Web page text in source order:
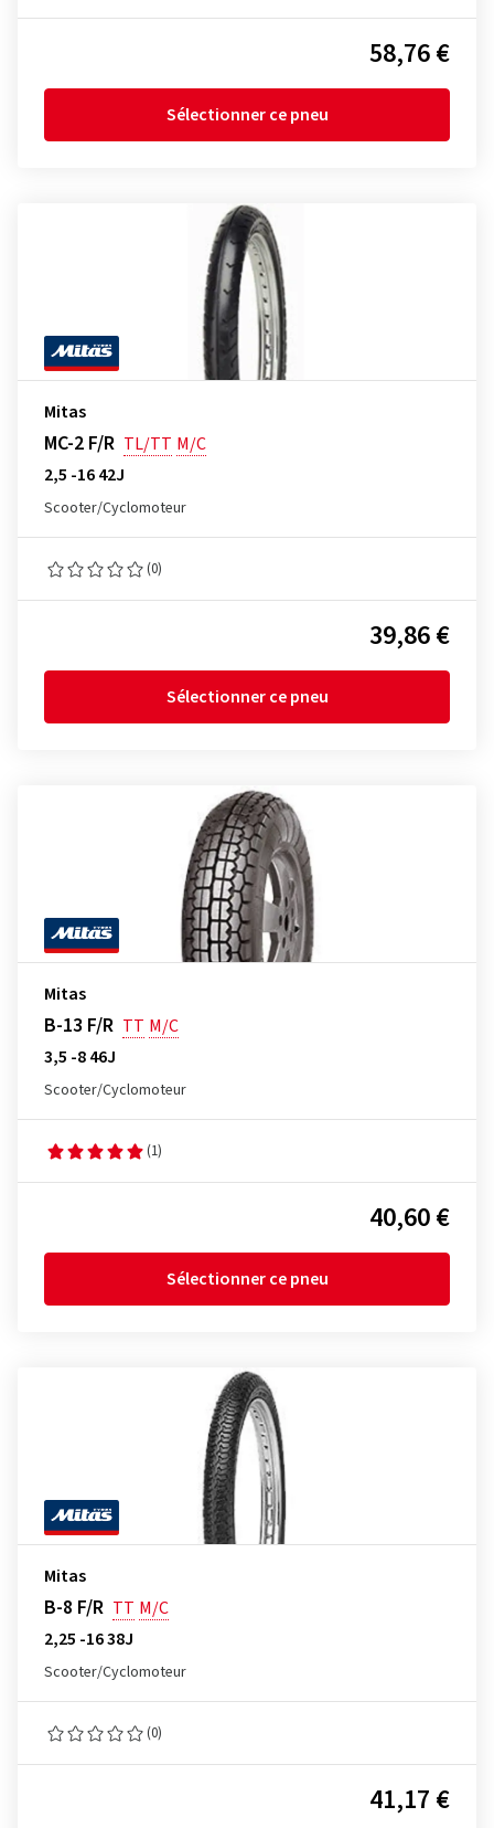
58,76 €
Sélectionner ce pneu
Mitas
MC-2 F/R TL/TT M/C
2,5 -16 42J
Scooter/Cyclomoteur
(0)
39,86 €
Sélectionner ce pneu
Mitas
B-13 F/R TT M/C
3,5 -8 46J
Scooter/Cyclomoteur
(1)
40,60 €
Sélectionner ce pneu
Mitas
B-8 F/R TT M/C
2,25 -16 38J
Scooter/Cyclomoteur
(0)
41,17 €